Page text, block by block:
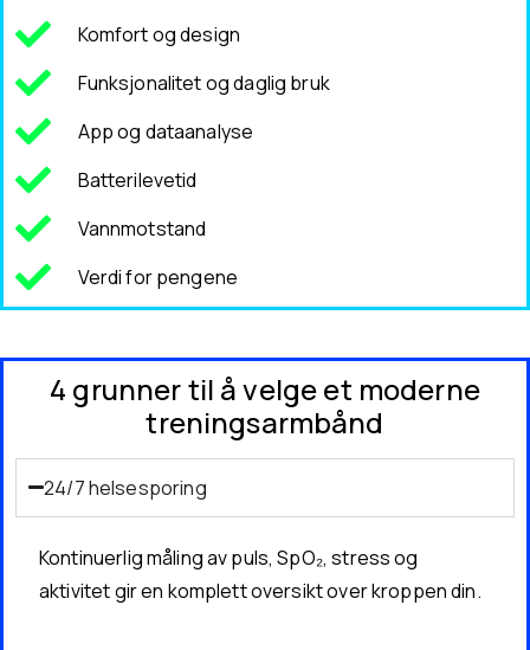
Komfort og design
Funksjonalitet og daglig bruk
App og dataanalyse
Batterilevetid
Vannmotstand
Verdi for pengene
4 grunner til å velge et moderne
treningsarmbånd
24/7 helsesporing
Kontinuerlig måling av puls, SpO₂, stress og
aktivitet gir en komplett oversikt over kroppen din.